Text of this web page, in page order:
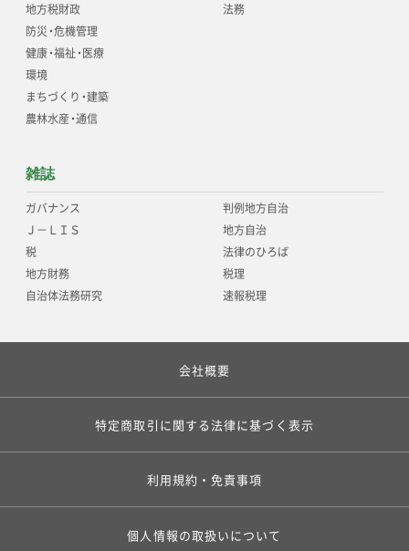
地方税財政
防災・危機管理
健康・福祉・医療
環境
まちづくり・建築
農林水産・通信
法務
雑誌
ガバナンス
Ｊ－ＬＩＳ
税
地方財務
自治体法務研究
判例地方自治
地方自治
法律のひろば
税理
速報税理
会社概要
特定商取引に関する法律に基づく表示
利用規約・免責事項
個人情報の取扱いについて